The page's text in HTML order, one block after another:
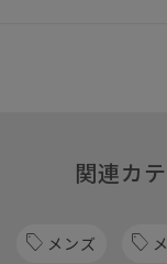
関連カ
メンズ